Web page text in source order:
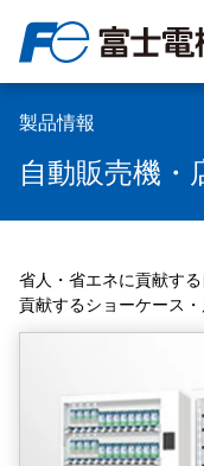
製品情報
自動販売機・
省人・省エネに貢献す
貢献するショーケース